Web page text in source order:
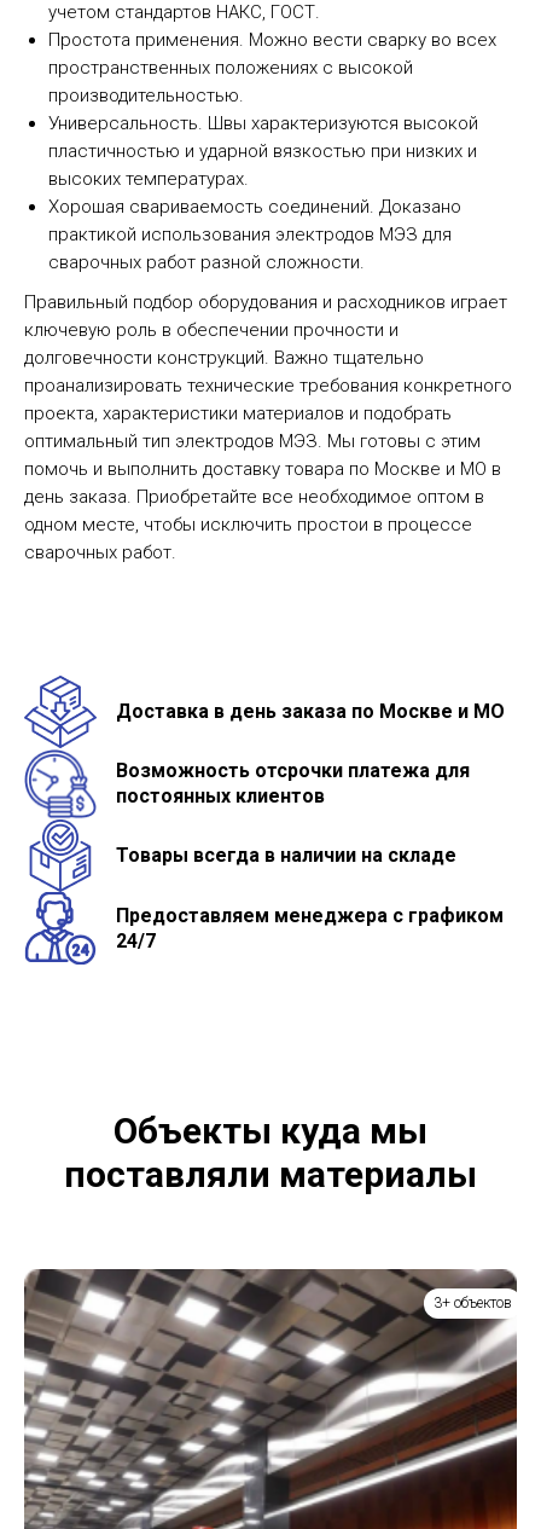
учетом стандартов НАКС, ГОСТ.
Простота применения. Можно вести сварку во всех
пространственных положениях с высокой
производительностью.
Универсальность. Швы характеризуются высокой
пластичностью и ударной вязкостью при низких и
высоких температурах.
Хорошая свариваемость соединений. Доказано
практикой использования электродов МЭЗ для
сварочных работ разной сложности.
Правильный подбор оборудования и расходников играет
ключевую роль в обеспечении прочности и
долговечности конструкций. Важно тщательно
проанализировать технические требования конкретного
проекта, характеристики материалов и подобрать
оптимальный тип электродов МЭЗ. Мы готовы с этим
помочь и выполнить доставку товара по Москве и МО в
день заказа. Приобретайте все необходимое оптом в
одном месте, чтобы исключить простои в процессе
сварочных работ.
Доставка в день заказа по Москве и МО
Возможность отсрочки платежа для
постоянных клиентов
Товары всегда в наличии на складе
Предоставляем менеджера с графиком
24/7
Объекты куда мы
поставляли материалы
3+ объектов